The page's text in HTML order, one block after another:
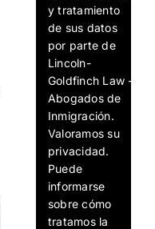
y tratamiento
de sus datos
por parte de
Lincoln-
Goldfinch Law -
Abogados de
Inmigración.
Valoramos su
privacidad.
Puede
informarse
sobre cómo
tratamos la